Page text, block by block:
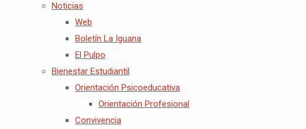
Noticias
Web
Boletín La Iguana
El Pulpo
Bienestar Estudiantil
Orientación Psicoeducativa
Orientación Profesional
Convivencia